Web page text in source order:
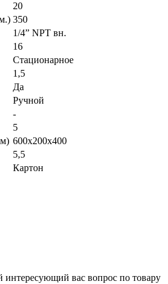
20
350
1/4” NPT вн.
16
Стационарное
1,5
Да
Ручной
-
5
600х200х400
5,5
Картон
интересующий вас вопрос по товару